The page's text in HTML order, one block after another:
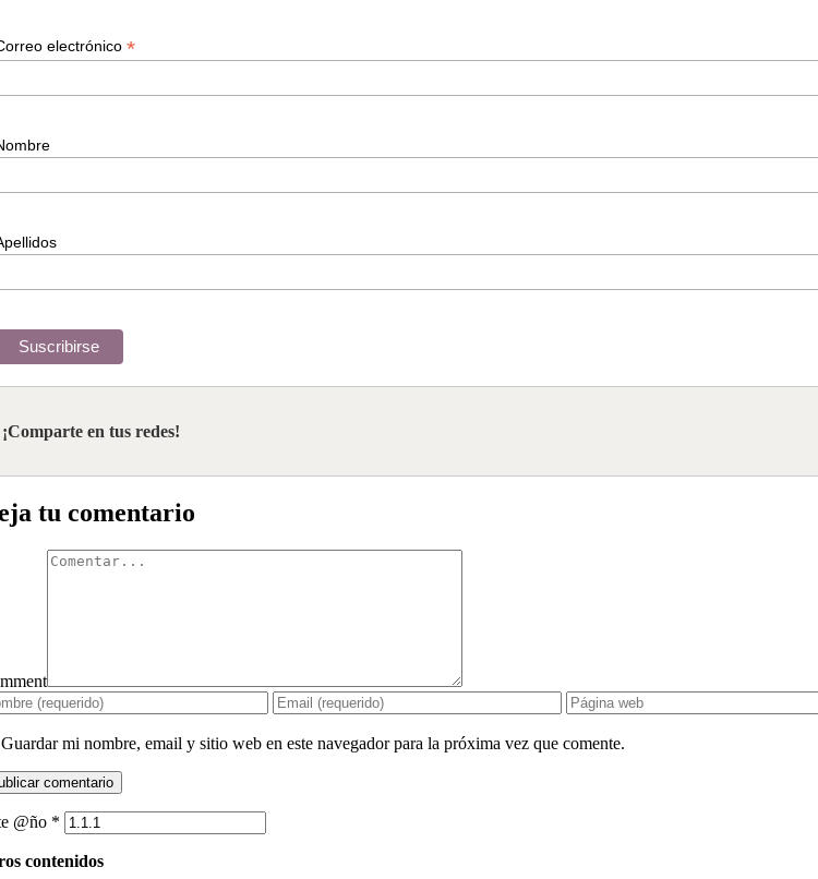
electrónico*
¡Comparte en tus redes!
tu comentario
Guardar mi nombre, email y sitio web en este navegador para la próxima vez que comente.
@ño *
contenidos